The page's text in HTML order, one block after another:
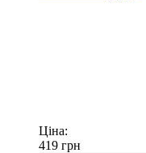
Ціна:
419 грн